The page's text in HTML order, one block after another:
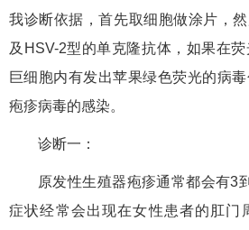
我诊断依据，首先取细胞做涂片，
及HSV-2型的单克隆抗体，如果在
巨细胞内有发出苹果绿色荧光的病
疱疹病毒的感染。
诊断一：
原发性生殖器疱疹通常都会有3
症状经常会出现在女性患者的肛门